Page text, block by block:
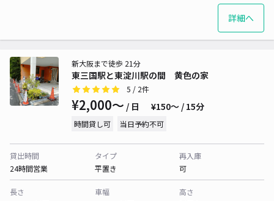
詳細へ
東三国駅と東淀川駅の間 黄色の家
新大阪まで徒歩 21分
5 / 2件
¥2,000〜 / 日 ¥150〜 / 15分
時間貸し可 当日予約不可
貸出時間
24時間営業
タイプ
平置き
再入庫
可
長さ
車幅
高さ